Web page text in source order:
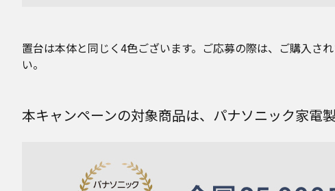
置台は本体と同じく4色ございます。ご応募の際は、ご購入さ
い。
本キャンペーンの対象商品は、パナソニック家電